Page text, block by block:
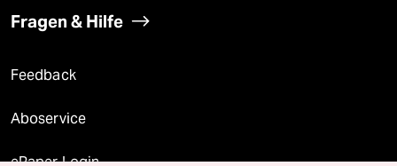
Fragen & Hilfe
Feedback
Aboservice
ePaper Login